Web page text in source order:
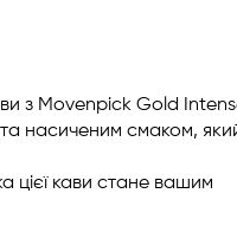
з Movenpick Gold
насиченим смаком,
цієї кави стане вашим